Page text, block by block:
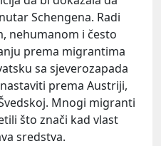
Schengena. Radi
nehumanom i često
prema migrantima
sa sjeverozapada
prema Austriji,
Mnogi migranti
što znači kad vlast
sredstva.